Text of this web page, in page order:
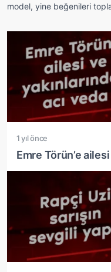
model, yine beğenileri
1 yıl önce
Emre Törün’e